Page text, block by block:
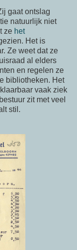
gaat ontslag
natuurlijk niet
ze het
Het is
Ze weet dat ze
al elders
en regelen ze
bibliotheken. Het
vaak ziek
zit met veel
stil.